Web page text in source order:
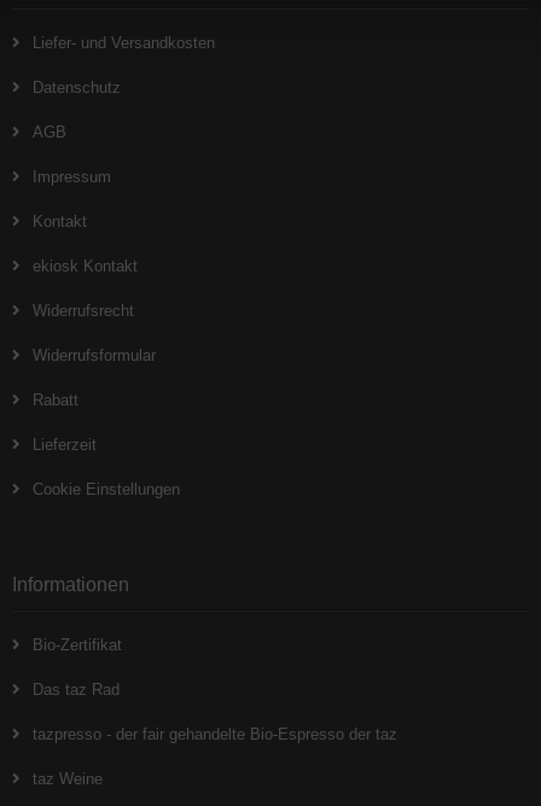
Liefer- und Versandkosten
Datenschutz
AGB
Impressum
Kontakt
ekiosk Kontakt
Widerrufsrecht
Widerrufsformular
Rabatt
Lieferzeit
Cookie Einstellungen
Informationen
Bio-Zertifikat
Das taz Rad
tazpresso - der fair gehandelte Bio-Espresso der taz
taz Weine